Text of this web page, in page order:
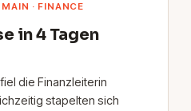
· FINANCE
in 4 Tagen
die Finanzleiterin
stapelten sich